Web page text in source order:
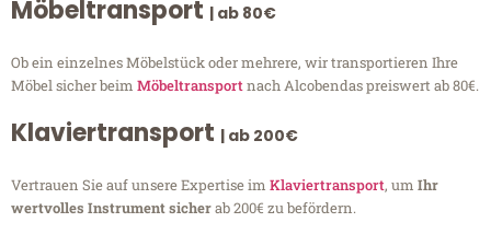
Möbeltransport | ab 80€
Ob ein einzelnes Möbelstück oder mehrere, wir transportieren Ihre
Möbel sicher beim Möbeltransportnach Alcobendas preiswert ab 80€.
Klaviertransport | ab 200€
Vertrauen Sie auf unsere Expertise im Klaviertransport, um Ihr
wertvolles Instrument sicherab 200€ zu befördern.